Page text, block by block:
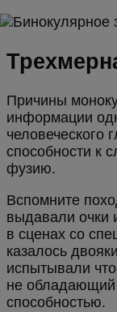
Причины
информации
человеческого
способности к
фузию.
Вспомните
выдавали очки
в сценах со
казалось
испытывали
не обладающий
способностью.